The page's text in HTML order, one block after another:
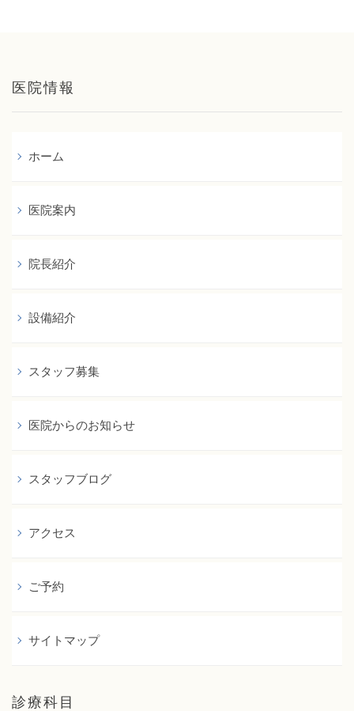
医院情報
ホーム
医院案内
院長紹介
設備紹介
スタッフ募集
医院からのお知らせ
スタッフブログ
アクセス
ご予約
サイトマップ
診療科目